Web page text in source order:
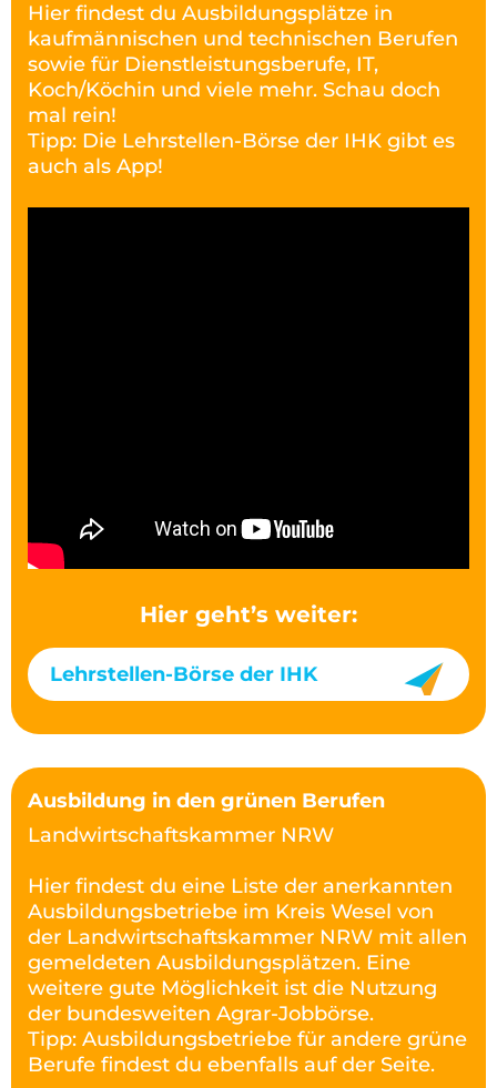
Hier findest du Ausbildungsplätze in
kaufmännischen und technischen Berufen
sowie für Dienstleistungsberufe, IT,
Koch/Köchin und viele mehr. Schau doch
mal rein!
Tipp: Die Lehrstellen-Börse der IHK gibt es
auch als App!
Hier geht’s weiter:
Lehrstellen-Börse der IHK
Ausbildung in den grünen Berufen
Landwirtschaftskammer NRW
Hier findest du eine Liste der anerkannten
Ausbildungsbetriebe im Kreis Wesel von
der Landwirtschaftskammer NRW mit allen
gemeldeten Ausbildungsplätzen. Eine
weitere gute Möglichkeit ist die Nutzung
der bundesweiten Agrar-Jobbörse.
Tipp: Ausbildungsbetriebe für andere grüne
Berufe findest du ebenfalls auf der Seite.